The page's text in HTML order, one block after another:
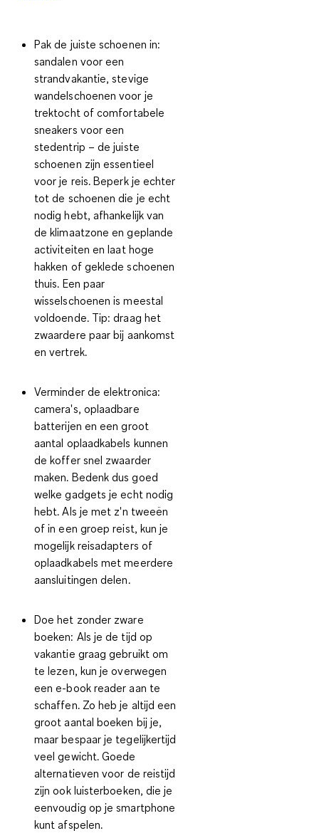
Pak de juiste schoenen in:
sandalen voor een
strandvakantie, stevige
wandelschoenen voor je
trektocht of comfortabele
sneakers voor een
stedentrip – de juiste
schoenen zijn essentieel
voor je reis. Beperk je echter
tot de schoenen die je echt
nodig hebt, afhankelijk van
de klimaatzone en geplande
activiteiten en laat hoge
hakken of geklede schoenen
thuis. Een paar
wisselschoenen is meestal
voldoende. Tip: draag het
zwaardere paar bij aankomst
en vertrek.
Verminder de elektronica:
camera's, oplaadbare
batterijen en een groot
aantal oplaadkabels kunnen
de koffer snel zwaarder
maken. Bedenk dus goed
welke gadgets je echt nodig
hebt. Als je met z'n tweeën
of in een groep reist, kun je
mogelijk reisadapters of
oplaadkabels met meerdere
aansluitingen delen.
Doe het zonder zware
boeken: Als je de tijd op
vakantie graag gebruikt om
te lezen, kun je overwegen
een e-book reader aan te
schaffen. Zo heb je altijd een
groot aantal boeken bij je,
maar bespaar je tegelijkertijd
veel gewicht. Goede
alternatieven voor de reistijd
zijn ook luisterboeken, die je
eenvoudig op je smartphone
kunt afspelen.